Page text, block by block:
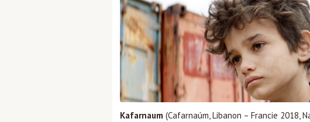
Kafarnaum (Cafarnaúm, Libanon – Francie 2018,